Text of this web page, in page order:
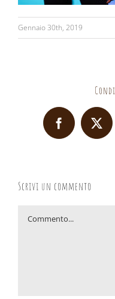
Gennaio 30th, 2019
Facebook
X
Scrivi un commento